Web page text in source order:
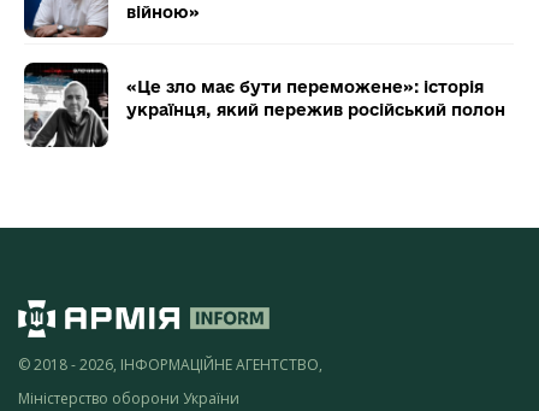
війною»
«Це зло має бути переможене»: історія
українця, який пережив російський полон
© 2018 - 2026, ІНФОРМАЦІЙНЕ АГЕНТСТВО,
Міністерство оборони України